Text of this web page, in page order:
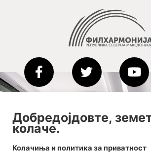
2020-09-
Filharmonija
Добредојдовте,
колаче.
Колачиња и политика за приватност